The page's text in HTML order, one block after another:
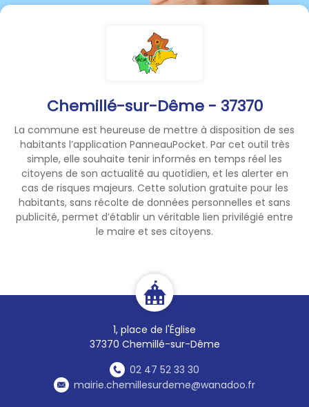
Chemillé-sur-Dême - 37370
La commune est heureuse de mettre à disposition de ses
habitants l’application PanneauPocket. Par cet outil très
simple, elle souhaite tenir informés en temps réel les
citoyens de son actualité au quotidien, et les alerter en
cas de risques majeurs. Cette solution gratuite pour les
habitants, sans récolte de données personnelles et sans
publicité, permet d’établir un véritable lien privilégié entre
le maire et ses citoyens.
1, place de l'Église
37370 Chemillé-sur-Dême
02 47 52 33 30
mairie.chemillesurdeme@wanadoo.fr